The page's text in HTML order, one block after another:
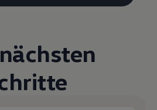
Kontrollleuchten
nächsten